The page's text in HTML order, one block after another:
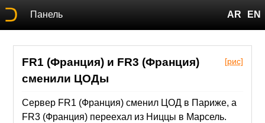
Панель AR EN
[рис]
FR1 (Франция) и FR3 (Франция)
сменили ЦОДы
Сервер FR1 (Франция) сменил ЦОД в Париже, а
FR3 (Франция) переехал из Ниццы в Марсель.